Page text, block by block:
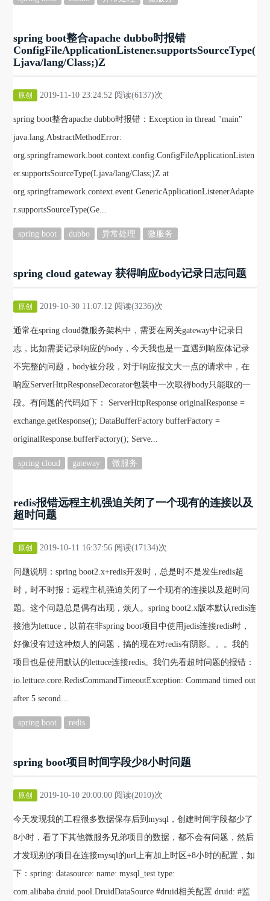
spring boot整合apache dubbo时报错
ConfigFileApplicationListener.supportsSourceType(
Ljava/lang/Class;)Z
原创 2019-11-10 23:24:52 阅读(6137)次
spring boot整合apache dubbo时报错：Exception in thread "main"
java.lang.AbstractMethodError:
org.springframework.boot.context.config.ConfigFileApplicationListen
er.supportsSourceType(Ljava/lang/Class;)Z at
org.springframework.context.event.GenericApplicationListenerAdapte
r.supportsSourceType(Ge...
spring boot dubbo 异常处理 微服务
spring cloud gateway 获得响应body记录日志问题
原创 2019-10-30 11:07:12 阅读(3236)次
通常在spring cloud微服务架构中，需要在网关gateway中记录日
志，比如需要记录响应的body，今天我也是一直遇到响应体记录
不完整的问题，body被分段，对于响应报文大一点的请求中，在
响应ServerHttpResponseDecorator包装中一次取得body只能取的一
段。有问题的代码如下： ServerHttpResponse originalResponse =
exchange.getResponse(); DataBufferFactory bufferFactory =
originalResponse.bufferFactory(); Serve...
spring cloud gateway 微服务
redis报错远程主机强迫关闭了一个现有的连接以及
超时问题
原创 2019-10-11 16:37:56 阅读(17134)次
问题说明：spring boot2.x+redis开发时，总是时不是发生redis超
时，时不时报：远程主机强迫关闭了一个现有的连接以及超时问
题。这个问题总是偶有出现，烦人。spring boot2.x版本默认redis连
接池为lettuce，以前在非spring boot项目中使用jedis连接redis时，
好像没有过这种烦人的问题，搞的现在对redis有阴影。。。我的
项目也是使用默认的lettuce连接redis。我们先看超时问题的报错：
io.lettuce.core.RedisCommandTimeoutException: Command timed out
after 5 second...
spring boot redis
spring boot项目时间字段少8小时问题
原创 2019-10-10 20:00:00 阅读(2010)次
今天发现我的工程很多数据保存后到mysql，创建时间字段都少了
8小时，看了下其他微服务兄弟项目的数据，都不会有问题，然后
才发现别的项目在连接mysql的url上有加上时区+8小时的配置，如
下：spring: datasource: name: mysql_test type:
com.alibaba.druid.pool.DruidDataSource #druid相关配置 druid: #监